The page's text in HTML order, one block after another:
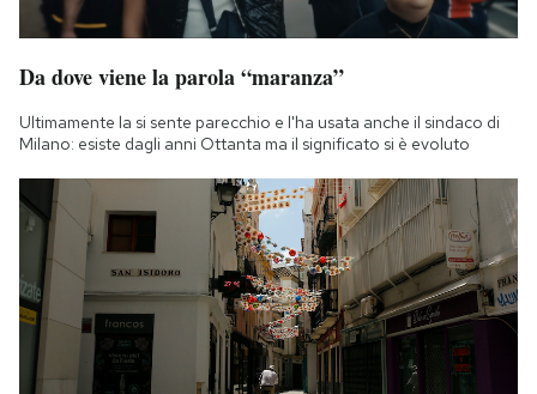
Da dove viene la parola “maranza”
Ultimamente la si sente parecchio e l'ha usata anche il sindaco di
Milano: esiste dagli anni Ottanta ma il significato si è evoluto